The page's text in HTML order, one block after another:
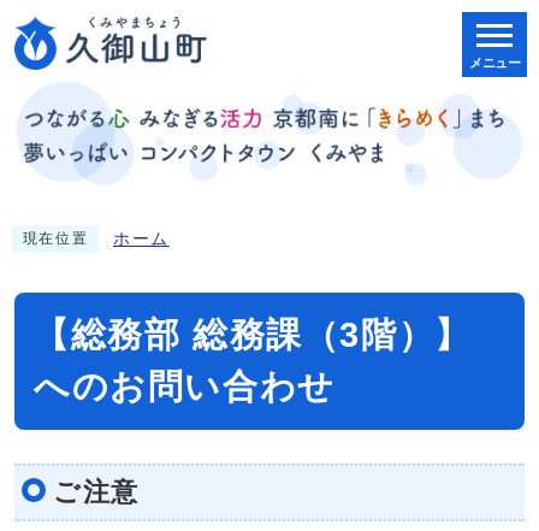
メニュー
現在位置 ホーム
【総務部 総務課（3階）】
へのお問い合わせ
ご注意